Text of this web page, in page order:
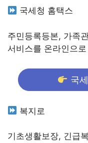
국세청 홈택스
주민등록등본, 가족
서비스를 온라인으
국
복지로
기초생활보장, 긴급